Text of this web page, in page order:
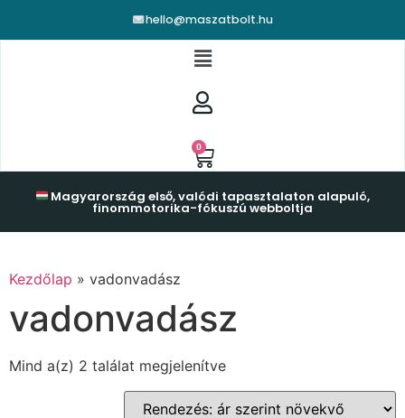
hello@maszatbolt.hu
0
Magyarország első, valódi tapasztalaton alapuló,
finommotorika-fókuszú webboltja
Kezdőlap » vadonvadász
vadonvadász
Mind a(z) 2 találat megjelenítve